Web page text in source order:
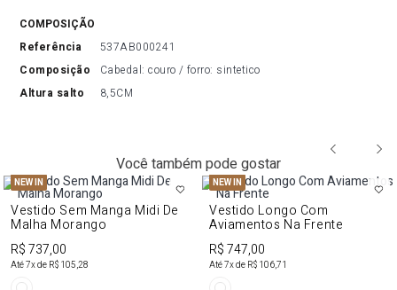
COMPOSIÇÃO
referência
537AB000241
composição
Cabedal: couro / forro: sintetico
altura salto
8,5CM
Você também pode gostar
NEW IN
Vestido Sem Manga Midi De
Malha Morango
R$ 737,00
Até7x de R$ 105,28
NEW IN
Vestido Longo Com
Aviamentos Na Frente
R$ 747,00
Até7x de R$ 106,71